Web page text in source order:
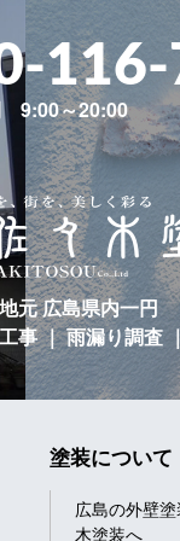
116-
9:00～20:00
元 広島県内一円
工事 ｜ 雨漏り調査
塗装について
広島の外壁
木塗装へ